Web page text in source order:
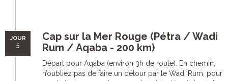
JOUR
5
Cap sur la Mer Rouge (Pétra / Wadi
Rum / Aqaba - 200 km)
Départ pour Aqaba (environ 3h de route). En chemin,
n’oubliez pas de faire un détour par le Wadi Rum, pour